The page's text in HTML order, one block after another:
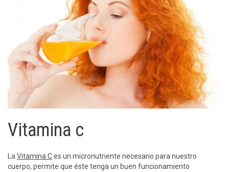
Vitamina c
LaVitamina Ces un micronutriente necesario para nuestro
cuerpo, permite que éste tenga un buen funcionamiento